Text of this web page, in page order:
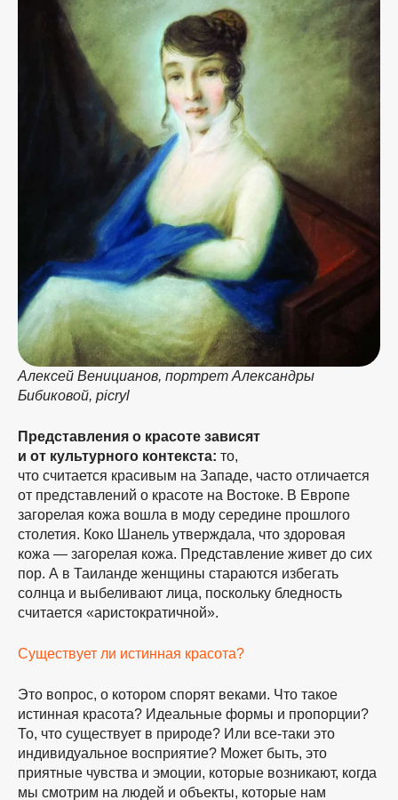
Алексей Веницианов, портрет Александры
Бибиковой, picryl
Представления о красоте зависят
и от культурного контекста: то,
что считается красивым на Западе, часто отличается
от представлений о красоте на Востоке. В Европе
загорелая кожа вошла в моду середине прошлого
столетия. Коко Шанель утверждала, что здоровая
кожа — загорелая кожа. Представление живет до сих
пор. А в Таиланде женщины стараются избегать
солнца и выбеливают лица, поскольку бледность
считается «аристократичной».
Существует ли истинная красота?
Это вопрос, о котором спорят веками. Что такое
истинная красота? Идеальные формы и пропорции?
То, что существует в природе? Или все-таки это
индивидуальное восприятие? Может быть, это
приятные чувства и эмоции, которые возникают, когда
мы смотрим на людей и объекты, которые нам